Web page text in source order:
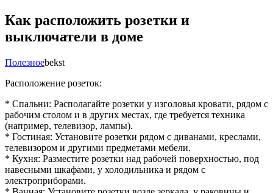
Как расположить розетки и
выключатели в доме
Полезноеbekst
Расположение розеток:
* Спальни: Располагайте розетки у изголовья кровати, рядом с
рабочим столом и в других местах, где требуется техника
(например, телевизор, лампы).
* Гостиная: Установите розетки рядом с диванами, креслами,
телевизором и другими предметами мебели.
* Кухня: Разместите розетки над рабочей поверхностью, под
навесными шкафами, у холодильника и рядом с
электроприборами.